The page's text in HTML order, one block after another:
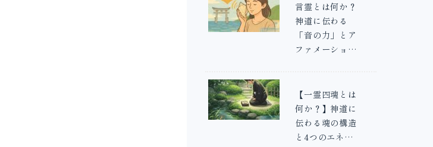
言霊とは何か？
神道に伝わる
「音の力」とア
ファメーション
【一霊四魂とは
何か？】神道に
伝わる魂の構造
と4つのエネル